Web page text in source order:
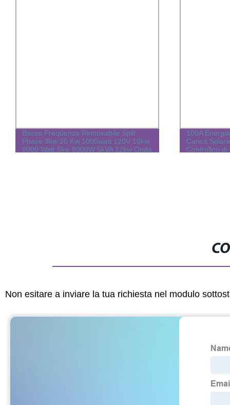
Basso Freqüenza Rinnovabile Split
Phase 3kw 10 Kw 1000watt 120V 10kw
8000 Watt 5kw 8000W 5kVA 12kw Onda
100A
Carica
Controllori di
Non esitare a inviare la tua richiesta nel modulo